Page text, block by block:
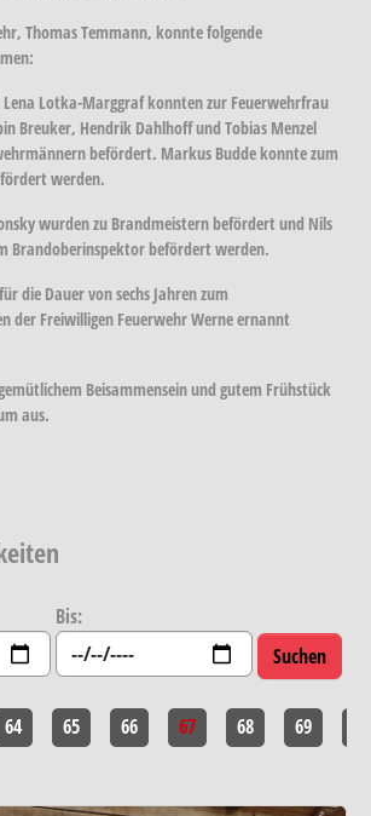
Thomas Temmann, konnte folgende
Lotka-Marggraf konnten zur Feuerwehrfrau
Breuker, Hendrik Dahlhoff und Tobias Menzel
befördert. Markus Budde konnte zum
werden.
wurden zu Brandmeistern befördert und Nils
Brandoberinspektor befördert werden.
die Dauer von sechs Jahren zum
der Freiwilligen Feuerwehr Werne ernannt
Beisammensein und gutem Frühstück
aus.
Bis:
64 65 66 67 68 69